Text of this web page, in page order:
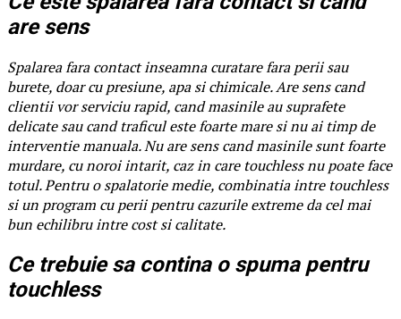
are sens
Spalarea fara contact inseamna curatare fara perii sau
burete, doar cu presiune, apa si chimicale. Are sens cand
clientii vor serviciu rapid, cand masinile au suprafete
delicate sau cand traficul este foarte mare si nu ai timp de
interventie manuala. Nu are sens cand masinile sunt foarte
murdare, cu noroi intarit, caz in care touchless nu poate face
totul. Pentru o spalatorie medie, combinatia intre touchless
si un program cu perii pentru cazurile extreme da cel mai
bun echilibru intre cost si calitate.
Ce trebuie sa contina o spuma pentru
touchless